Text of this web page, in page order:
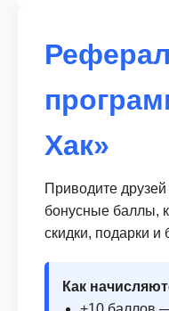
Хак»
Приводите
бонусные баллы,
скидки, подарки и
Как